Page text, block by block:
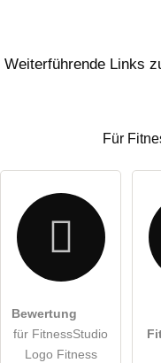
DieDatenschutzerklärung
Weiterführende Links
Für
Bewertung
für FitnessStudio
Logo Fitness